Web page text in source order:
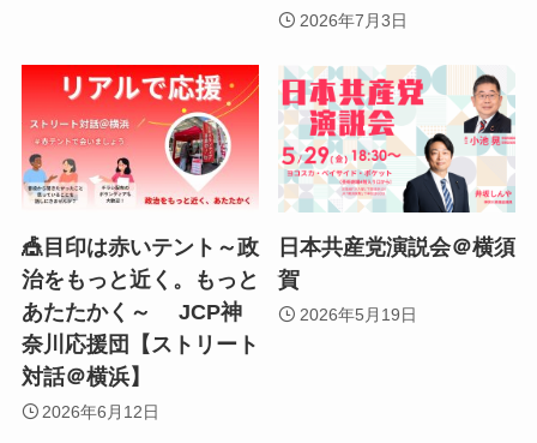
2026年7月3日
🎪目印は赤いテント～政
治をもっと近く。もっと
あたたかく～ JCP神
奈川応援団【ストリート
対話＠横浜】
2026年6月12日
日本共産党演説会＠横須
賀
2026年5月19日